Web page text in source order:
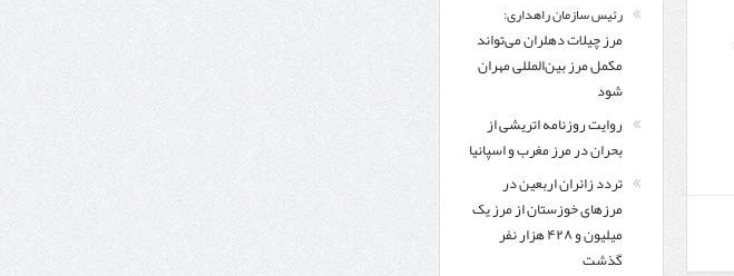
رئیس سازمان راهداری:
مرز چیلات دهلران می‌تواند
مکمل مرز بین‌المللی مهران
شود
روایت روزنامه اتریشی از
بحران در مرز مغرب و اسپانیا
تردد زائران اربعین در
مرزهای خوزستان از مرز یک
میلیون و ۴۲۸ هزار نفر
گذشت